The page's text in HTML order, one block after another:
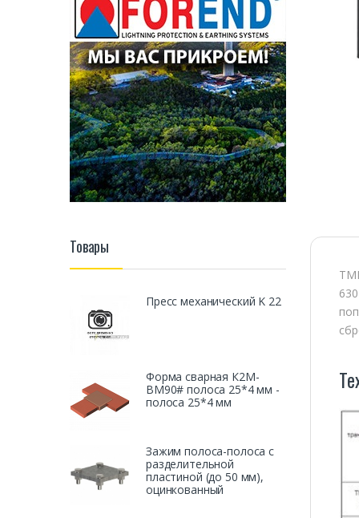
Товары
Пресс механический K 22
Форма сварная К2М-
BМ90# полоса 25*4 мм -
полоса 25*4 мм
Зажим полоса-полоса с
разделительной
пластиной (до 50 мм),
оцинкованный